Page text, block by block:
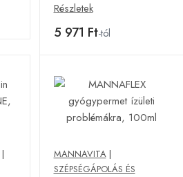
Részletek
5 971 Ft-tól
|
MANNAVITA|
SZÉPSÉGÁPOLÁS ÉS